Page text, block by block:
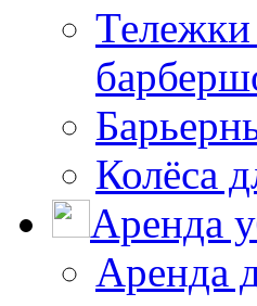
Тележки
Колёса
Аренда
Аренда